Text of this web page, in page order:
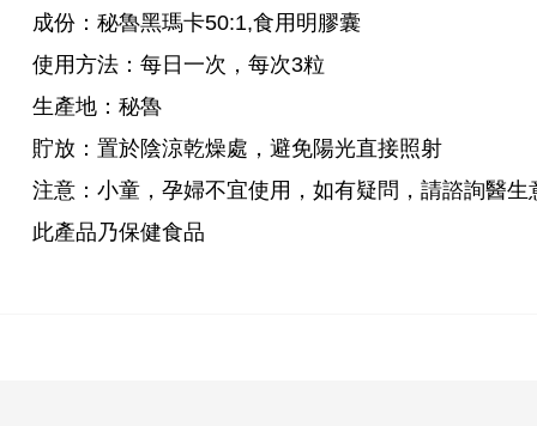
成份：秘魯黑瑪卡50:1,食用明膠囊
使用方法：每日一次，每次3粒
生產地：秘魯
貯放：置於陰涼乾燥處，避免陽光直接照射
注意：小童，孕婦不宜使用，如有疑問，請諮詢醫生
此產品乃保健食品